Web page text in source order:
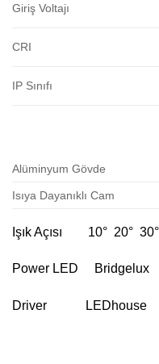
Giriş Voltajı
CRI
IP Sınıfı
Alüminyum Gövde
Isıya Dayanıklı Cam
Işık Açısı 10° 20°
Power LED Bridgelux
Driver LEDhouse